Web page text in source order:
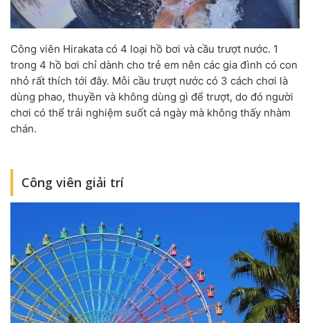
Công viên Hirakata có 4 loại hồ bơi và cầu trượt nước. 1
trong 4 hồ bơi chỉ dành cho trẻ em nên các gia đình có con
nhỏ rất thích tới đây. Mỗi cầu trượt nước có 3 cách chơi là
dùng phao, thuyền và không dùng gì để trượt, do đó người
chơi có thể trải nghiệm suốt cả ngày mà không thấy nhàm
chán.
Công viên giải trí